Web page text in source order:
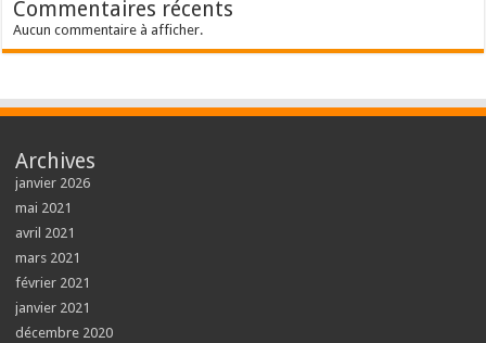
Commentaires récents
Aucun commentaire à afficher.
Archives
janvier 2026
mai 2021
avril 2021
mars 2021
février 2021
janvier 2021
décembre 2020